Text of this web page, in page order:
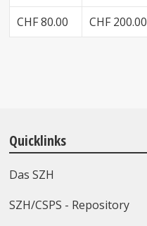
CHF 80.00
CHF 200.00
Quicklinks
Das SZH
SZH/CSPS - Repository